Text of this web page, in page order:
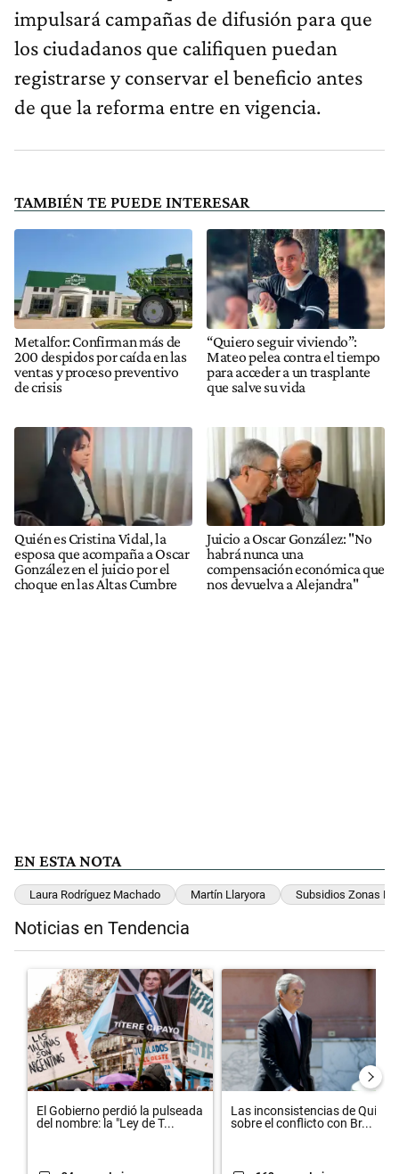
impulsará campañas de difusión para que
los ciudadanos que califiquen puedan
registrarse y conservar el beneficio antes
de que la reforma entre en vigencia.
TAMBIÉN TE PUEDE INTERESAR
Metalfor: Confirman más de
200 despidos por caída en las
ventas y proceso preventivo
de crisis
“Quiero seguir viviendo”:
Mateo pelea contra el tiempo
para acceder a un trasplante
que salve su vida
Quién es Cristina Vidal, la
esposa que acompaña a Oscar
González en el juicio por el
choque en las Altas Cumbre
Juicio a Oscar González: "No
habrá nunca una
compensación económica que
nos devuelva a Alejandra"
EN ESTA NOTA
Laura Rodríguez Machado Martín Llaryora Subsidios Zonas
Noticias en Tendencia
Un artículo de tendencia con el título "El Gobierno perdió la
El Gobierno perdió la pulseada
del nombre: la "Ley de T...
Un artículo de tendencia con el
Las inconsistencias de Quirno
sobre el conflicto con Br...